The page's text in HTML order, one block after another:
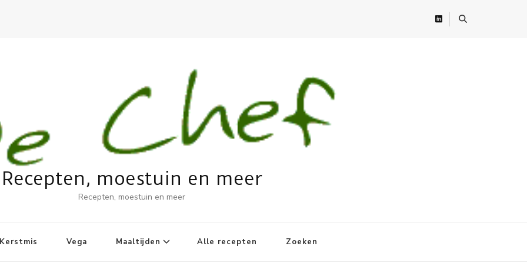
Recepten, moestuin en meer
Recepten, moestuin en meer
Vega Maaltijden Alle recepten Zoeken